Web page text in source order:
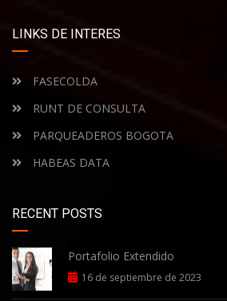
LINKS DE INTERES
FASECOLDA
RUNT DE CONSULTA
PARQUEADEROS BOGOTA
HABEAS DATA
RECENT POSTS
Portafolio Extendido
16 de septiembre de 2023